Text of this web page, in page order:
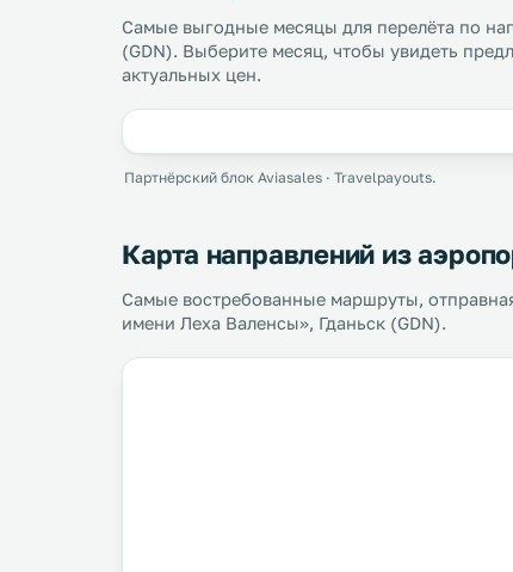
Самые выгодные месяцы для перелёта по
(GDN). Выберите месяц, чтобы увидеть
актуальных цен.
Партнёрский блок Aviasales · Travelpayouts.
Карта направлений из
Самые востребованные маршруты,
имени Леха Валенсы», Гданьск (GDN).